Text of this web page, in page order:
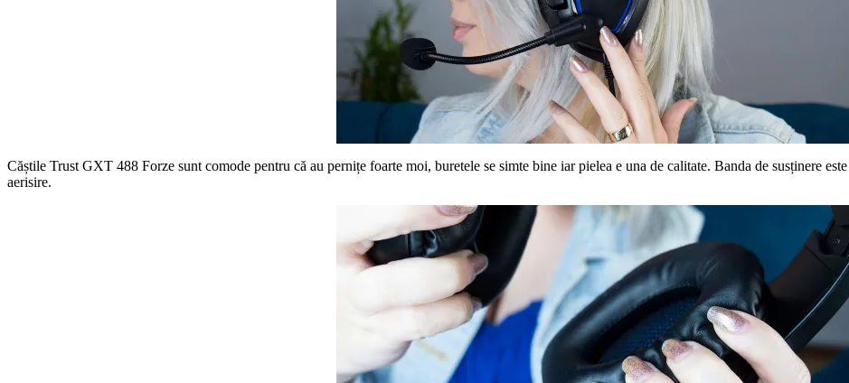
Căștile Trust GXT 488 Forze sunt comode pentru că au pernițe foarte moi, buretele se simte bine iar pielea e una de calitate. Banda de susținere
aerisire.